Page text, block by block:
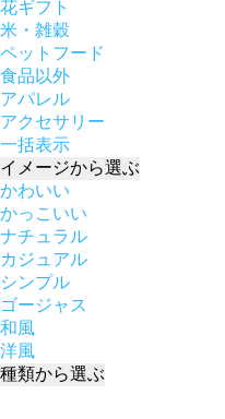
花ギフト
米・雑穀
ペットフード
食品以外
アパレル
アクセサリー
一括表示
イメージから選ぶ
かわいい
かっこいい
ナチュラル
カジュアル
シンプル
ゴージャス
和風
洋風
種類から選ぶ